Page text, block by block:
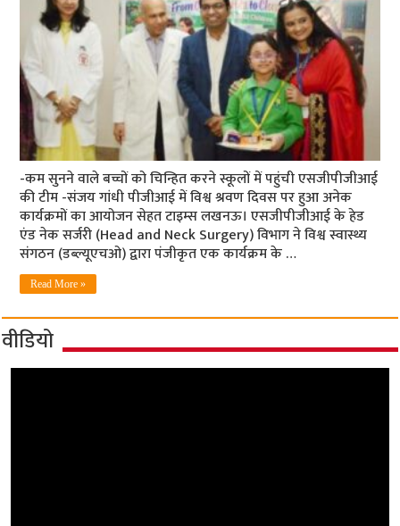
-कम सुनने वाले बच्चों को चिन्हित करने स्कूलों में पहुंची एसजीपीजीआई
की टीम -संजय गांधी पीजीआई में विश्व श्रवण दिवस पर हुआ अनेक
कार्यक्रमों का आयोजन सेहत टाइम्स लखनऊ। एसजीपीजीआई के हेड
एंड नेक सर्जरी (Head and Neck Surgery) विभाग ने विश्व स्वास्थ्य
संगठन (डब्ल्यूएचओ) द्वारा पंजीकृत एक कार्यक्रम के …
Read More »
वीडियो